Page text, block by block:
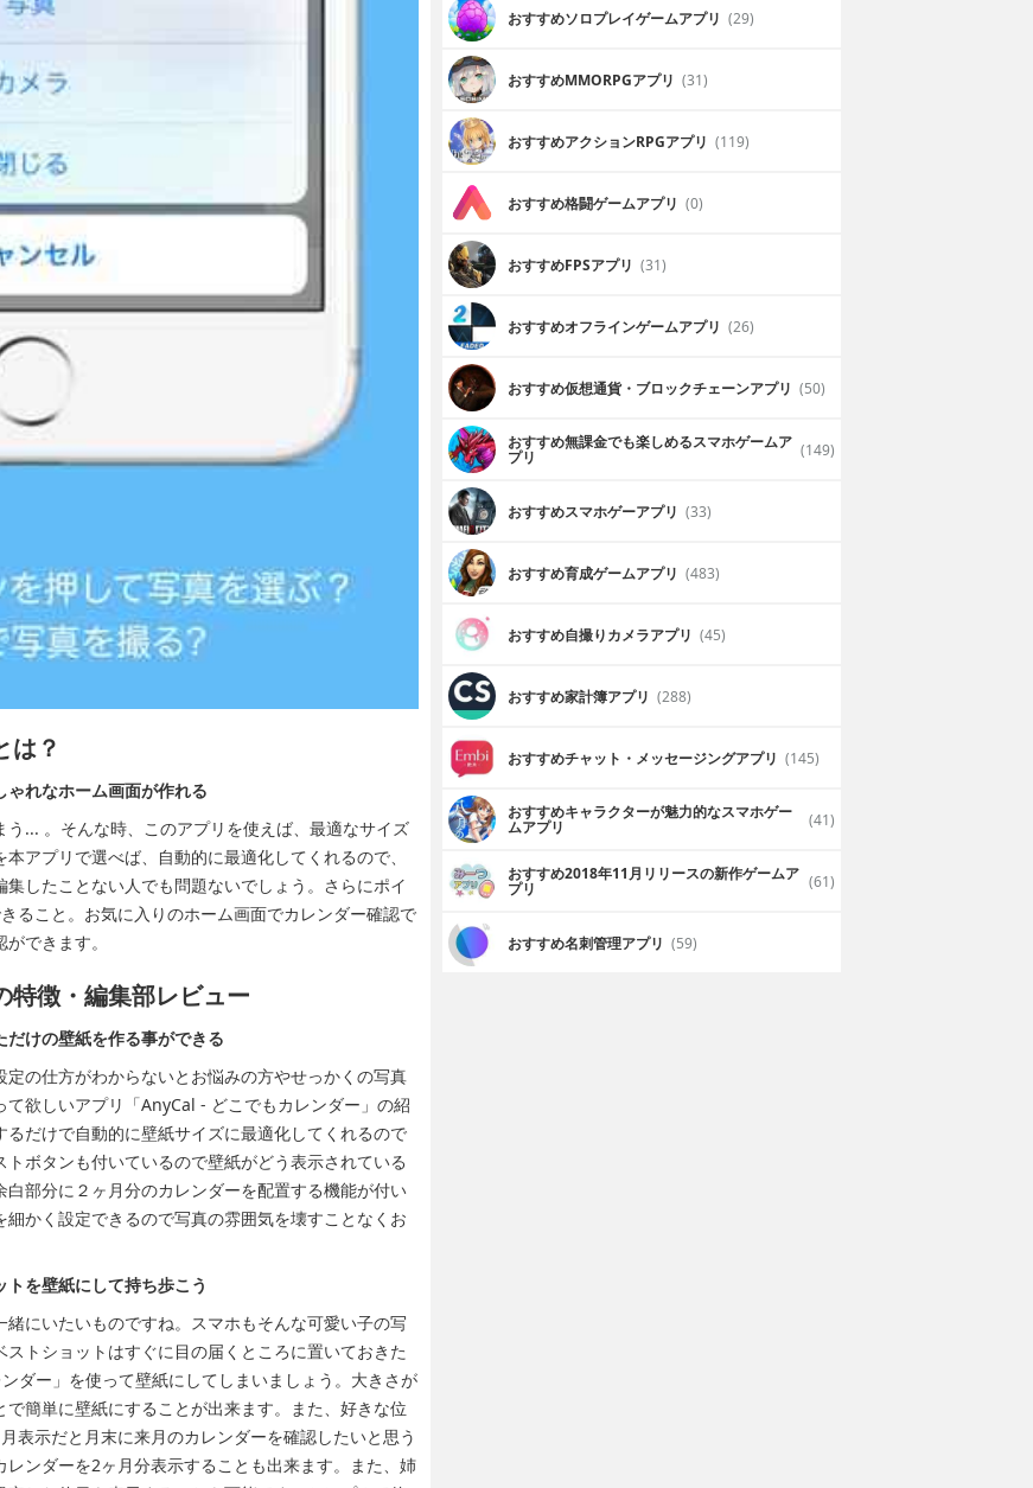
は？
ゃれなホーム画面​が作れる
... 。そんな時、このアプリを使えば、最適なサイズ
アプリで選べば、自動的に最適化​してくれるので、
したことない人でも問題ないでしょう。さらにポイ
ること。お気に入りのホーム​画面でカレンダー確認で
できます。
徴・編集部レビュー
けの壁紙を作る事ができる
の仕方がわからないとお悩みの方やせっかくの写真
欲しいアプリ「AnyCal - どこでもカレンダー」の紹
だけで自動的に壁紙サイズに最適化してくれるので
ボタンも付いているので壁紙がどう表示されている
部分に２ヶ月分のカレンダーを配置する機能が付い
かく設定できるので写真の雰囲気を壊すことなくお
を壁紙にして持ち歩こう
にいたいものですね。スマホもそんな可愛い子の写
トショットはすぐに目の届くところに置いておきた
ダー」を使って壁紙にしてしまいましょう。大きさが
簡単に壁紙にすることが出来ます。また、好きな位
表示だと月末に来月のカレンダーを確認したいと思う
ンダーを2ヶ月分表示することも出来ます。また、姉
おすすめソロプレイゲームアプリ (29)
おすすめ MMORPGアプリ (31)
おすすめアクションRPGアプリ (119)
おすすめ格闘ゲームアプリ (0)
おすすめFPSアプリ (31)
おすすめオフラインゲームアプリ (26)
おすすめ仮想通貨・ブロックチェーンアプリ (50)
おすすめ無課金でも楽しめるスマホゲームア
プリ (149)
おすすめスマホゲーアプリ (33)
おすすめ育成ゲームアプリ (483)
おすすめ自撮りカメラアプリ (45)
おすすめ家計簿アプリ (288)
おすすめチャット・メッセージングアプリ (145)
おすすめキャラクターが魅力的なスマホゲー
ムアプリ (41)
おすすめ2018年11月リリースの新作ゲームア
プリ (61)
おすすめ名刺管理アプリ (59)